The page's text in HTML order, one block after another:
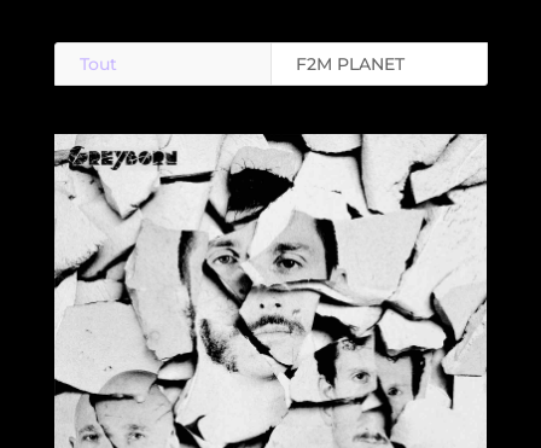
Tout F2M PLANET